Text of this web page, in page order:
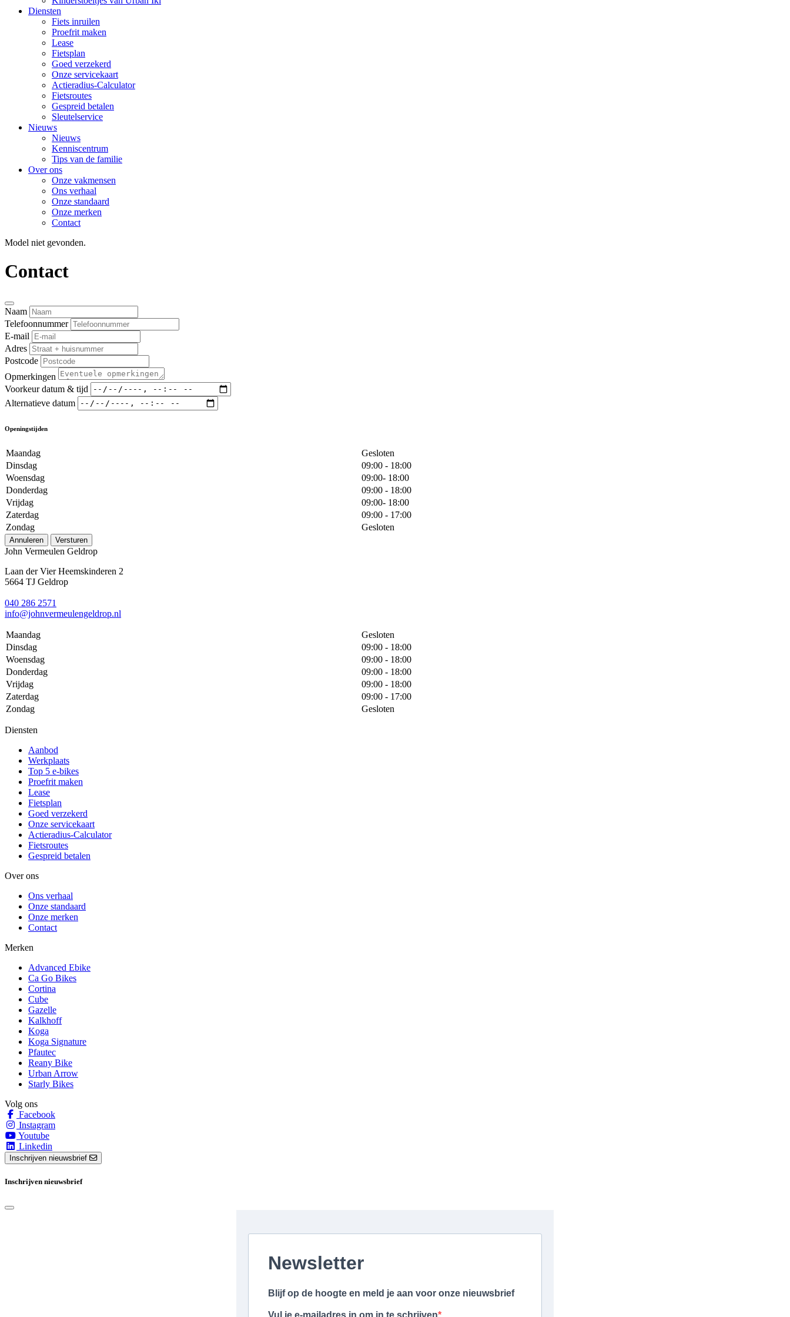
Diensten
Fiets inruilen
Proefrit maken
Lease
Fietsplan
Goed verzekerd
Onze servicekaart
Actieradius-Calculator
Fietsroutes
Gespreid betalen
Sleutelservice
Nieuws
Nieuws
Kenniscentrum
Tips van de familie
Over ons
Onze vakmensen
Ons verhaal
Onze standaard
Onze merken
Contact
Model niet gevonden.
Contact
Naam
Telefoonnummer
E-mail
Adres
Postcode
Opmerkingen
Voorkeur datum & tijd
Alternatieve datum
Openingstijden
Maandag
Gesloten
Dinsdag
09:00 - 18:00
Woensdag
09:00- 18:00
Donderdag
09:00 - 18:00
Vrijdag
09:00- 18:00
Zaterdag
09:00 - 17:00
Zondag
Gesloten
Annuleren Versturen
John Vermeulen Geldrop
Laan der Vier Heemskinderen 2
5664 TJ Geldrop
040 286 2571
info@johnvermeulengeldrop.nl
Maandag
Gesloten
Dinsdag
09:00 - 18:00
Woensdag
09:00 - 18:00
Donderdag
09:00 - 18:00
Vrijdag
09:00 - 18:00
Zaterdag
09:00 - 17:00
Zondag
Gesloten
Diensten
Aanbod
Werkplaats
Top 5 e-bikes
Proefrit maken
Lease
Fietsplan
Goed verzekerd
Onze servicekaart
Actieradius-Calculator
Fietsroutes
Gespreid betalen
Over ons
Ons verhaal
Onze standaard
Onze merken
Contact
Merken
Advanced Ebike
Ca Go Bikes
Cortina
Cube
Gazelle
Kalkhoff
Koga
Koga Signature
Pfautec
Reany Bike
Urban Arrow
Starly Bikes
Volg ons
Facebook
Instagram
Youtube
Linkedin
Inschrijven nieuwsbrief
Inschrijven nieuwsbrief